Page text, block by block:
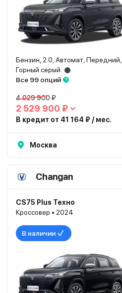
Бензин, 2.0, Автомат, Передний,
Горный серый
Все 99 опций
4 029 900 ₽
2 529 900 ₽
В кредит от 41 164 ₽ / мес.
Москва
Changan
CS75 Plus Техно
Кроссовер • 2024
В наличии